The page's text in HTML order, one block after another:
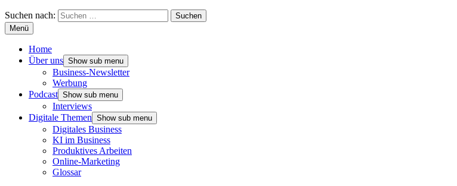
Suchen nach:
Menü
Home
Über uns Show sub menu
Business-Newsletter
Werbung
Podcast Show sub menu
Interviews
Digitale Themen Show sub menu
Digitales Business
KI im Business
Produktives Arbeiten
Online-Marketing
Glossar